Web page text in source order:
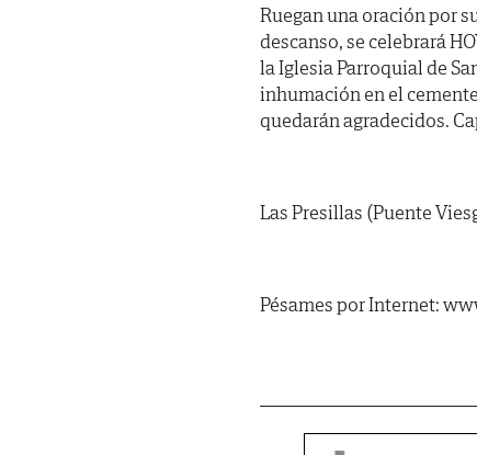
Ruegan una oración por
descanso, se celebrará
la Iglesia Parroquial de
inhumación en el
quedarán agradecidos.
Las Presillas (Puente
Pésames por Internet: